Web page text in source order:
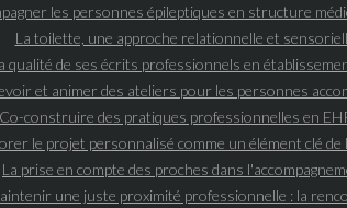
les personnes épileptiques en structure
La toilette, une approche relationnelle et
qualité de ses écrits professionnels en
et animer des ateliers pour les personnes
Co-construire des pratiques professionnelles en
le projet personnalisé comme un élément clé de
La prise en compte des proches dans
une juste proximité professionnelle : la